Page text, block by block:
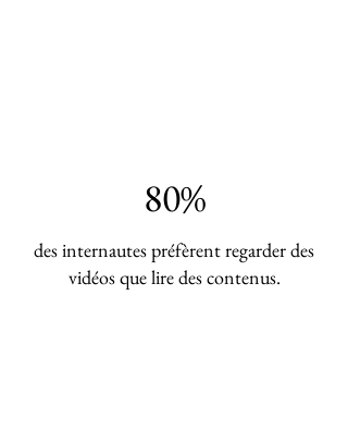
80%
des internautes préfèrent regarder des
vidéos que lire des contenus.